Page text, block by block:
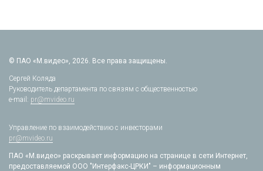
© ПАО «М.видео», 2026. Все права защищены.
Сергей Коляда
Руководитель департамента по связям с общественностью
e-mail: pr@mvideo.ru
Управление по взаимодействию с инвесторами
pr@mvideo.ru
ПАО «М.видео» раскрывает информацию на странице в сети Интернет,
предоставляемой ООО "Интерфакс-ЦРКИ" – информационным